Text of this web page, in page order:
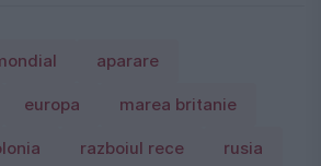
aparare
europa marea britanie
razboiul rece rusia